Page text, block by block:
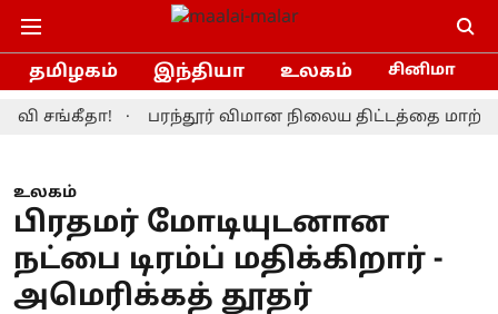
தமிழகம் இந்தியா உலகம் சினிமா
பரந்தூர் விமான நிலைய திட்டத்தை
உலகம்
பிரதமர் மோடியுடனான
நட்பை டிரம்ப் மதிக்கிறார் -
அமெரிக்கத் தூதர்